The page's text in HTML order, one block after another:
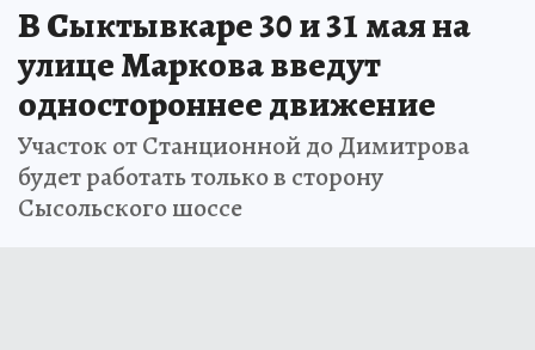
В Сыктывкаре 30 и 31 мая на
улице Маркова введут
одностороннее движение
Участок от Станционной до Димитрова
будет работать только в сторону
Сысольского шоссе